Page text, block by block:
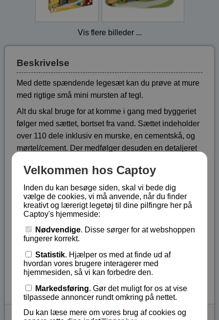
Vis flere billeder ...
Beskrivelse
Med dette spændende legesæt kan du prøve at mure
med rigtige små mini mursten af tegl.
Alt du skal bruge for at komme i gang med byggeriet
følger med sættet, bortset fra vand. Sættet indeholder
over 110 dele inklusiv en murske, en cementskå, og
mørtel/cement. Der medfølger desuden en detaljeret
gang med byggeriet.
Hvis du ønsker at bygge dit hus på ny kan du starte
forfra ved at nedrive dit hus. Hvis du vil nedrive dit
hus skal du blot lægge det i en balje med vand.
Cementen vil opløses så du kan bygge et nyt hus
med murstenene.
Legetøj velegnet til børn fra 6 år og opefter.
Lagerstatus:Ikke på lager
kr 259,-
Velkommen hos Captoy
Inden du kan besøge siden, skal vi bede dig
vælge de cookies, vi må anvende, når du finder
kreativt og lærerigt legetøj til dine pilfingre her på
Captoy's hjemmeside:
Nødvendige. Disse sørger for at webshoppen
fungerer korrekt.
Statistik. Hjælper os med at finde ud af
hvordan vores brugere interagerer med
hjemmesiden, så vi kan forbedre den.
Markedsføring. Gør det muligt for os at vise
tilpassede annoncer rundt omkring på nettet.
Du kan læse mere om vores brug af cookies og